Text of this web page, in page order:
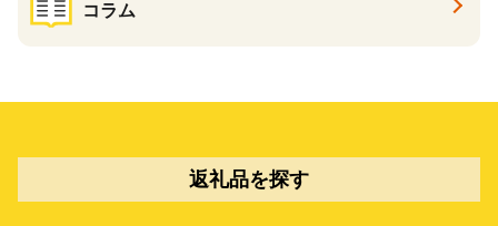
コラム
返礼品を探す